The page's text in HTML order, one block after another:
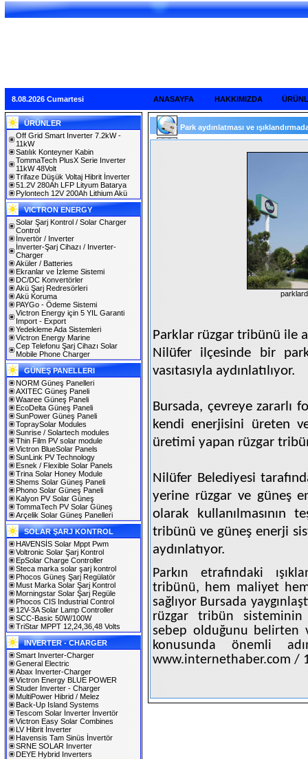
8.08.2026 Cumartesi ANASAYFA HAKKIMIZDA
ÜRÜNLER
Off Grid Smart Inverter 7.2kW -
11kW
Satılık Konteyner Kabin
TommaTech PlusX Serie Inverter
11kW 48Volt
Trifaze Düşük Voltaj Hibrit İnverter
51.2V 280Ah LFP Lityum Batarya
Pylontech 12V 200Ah Lithium Akü
VICTRON ENERGY
Solar Şarj Kontrol / Solar Charger
Control
İnvertör / Inverter
İnverter-Şarj Cihazı / Inverter-
Charger
Aküler / Batteries
Ekranlar ve İzleme Sistemi
DC/DC Konvertörler
Akü Şarj Redresörleri
Akü Koruma
PAYGo - Ödeme Sistemi
Victron Energy için 5 YIL Garanti
Import - Export
Yedekleme Ada Sistemleri
Victron Energy Marine
Cep Telefonu Şarj Cihazı Solar
Mobile Phone Charger
GÜNEŞ PANELLERI
NORM Güneş Panelleri
AXITEC Güneş Paneli
Waaree Güneş Paneli
EcoDelta Güneş Paneli
SunPower Güneş Paneli
TopraySolar Modules
Sunrise / Solartech modules
Thin Film PV solar module
Victron BlueSolar Panels
SunLink PV Technology
Esnek / Flexible Solar Panels
Trina Solar Honey Module
Shems Solar Güneş Paneli
Phono Solar Güneş Paneli
Kalyon PV Solar Güneş
TommaTech PV Solar Güneş
Arçelik Solar Güneş Panelleri
SOLAR ŞARJ KONTROL
HAVENSİS Solar Mppt Pwm
Voltronic Solar Şarj Kontrol
EpSolar Charge Controller
Steca marka solar şarj kontrol
Phocos Güneş Şarj Regülatör
Must Marka Solar Şarj Kontrol
Morningstar Solar Şarj Regüle
Phocos CIS Industrial Control
12V-3A Solar Lamp Controller
SCC-Basic 50W/100W
TriStar MPPT 12,24,36,48 Volts
INVERTER - CHARGER
Smart Inverter-Charger
General Electric
Abax Inverter-Charger
Victron Energy BLUE POWER
Studer Inverter - Charger
MultiPower Hibrid / Melez
Back-Up Island Systems
Tescom Solar İnverter İnvertör
Victron Easy Solar Combines
LV Hibrit İnverter
Havensis Tam Sinüs İnvertör
SRNE SOLAR Inverter
DEYE Hybrid Inverters
Park aydınlatması ve
Parklar rüzgar tribünü ile
Nilüfer ilçesinde bir
vasıtasıyla aydınlatılıyor.
Bursada, çevreye zararlı
kendi enerjisini üreten
üretimi yapan rüzgar
Nilüfer Belediyesi
yerine rüzgar ve güneş
olarak kullanılmasının
tribünü ve güneş enerji
aydınlatıyor.
Parkın etrafındaki
tribünü, hem maliyet
sağlıyor Bursada
rüzgar tribün
sebep olduğunu belirten
konusunda önemli
www.internethaber.com /